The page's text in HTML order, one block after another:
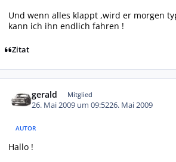
Und wenn alles klappt ,wird er morgen
kann ich ihn endlich fahren !
Zitat
gerald Mitglied
26. Mai 2009 um 09:5226. Mai 2009
AUTOR
Hallo !